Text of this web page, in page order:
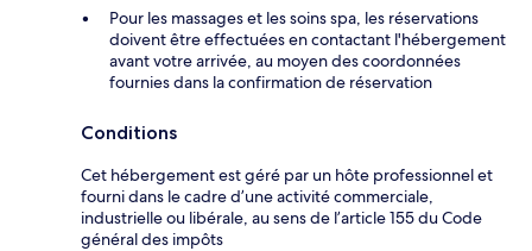
Pour les massages et les soins spa, les réservations
doivent être effectuées en contactant l'hébergement
avant votre arrivée, au moyen des coordonnées
fournies dans la confirmation de réservation
Conditions
Cet hébergement est géré par un hôte professionnel et
fourni dans le cadre d’une activité commerciale,
industrielle ou libérale, au sens de l’article 155 du Code
général des impôts